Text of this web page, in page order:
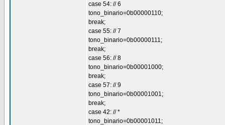
case 54: // 6
tono_binario=0b00000110;
break;
case 55: // 7
tono_binario=0b00000111;
break;
case 56: // 8
tono_binario=0b00001000;
break;
case 57: // 9
tono_binario=0b00001001;
break;
case 42: // *
tono_binario=0b00001011;